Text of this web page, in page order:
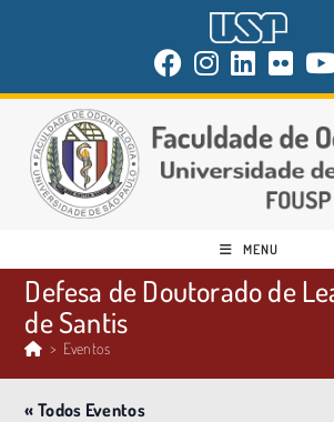
MENU
Defesa de Doutorado de
de Santis
> Eventos
« Todos Eventos